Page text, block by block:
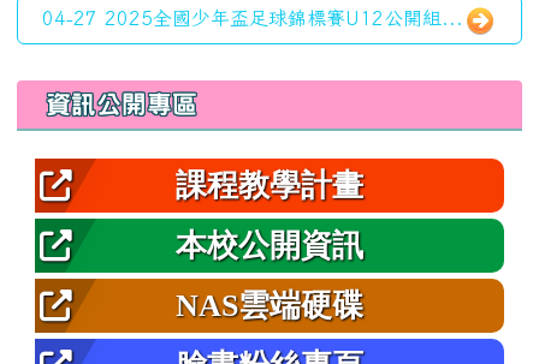
04-27 2025全國少年盃足球錦標賽U12公開組...
左邊區域內容
資訊公開專區
課程教學計畫
本校公開資訊
NAS雲端硬碟